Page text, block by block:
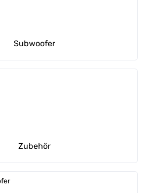
Subwoofer
Zubehör